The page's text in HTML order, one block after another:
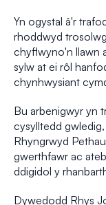
Yn ogystal â'r
rhoddwyd
chyflwyno'n llawn
sylw at ei rôl
chynhwysiant
Bu arbenigwyr yn
cysylltedd
Rhyngrwyd
gwerthfawr ac
ddigidol y
Dywedodd Rhys